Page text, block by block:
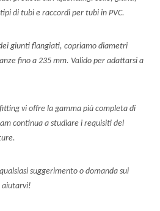
di tubi e raccordi per tubi in PVC.
giunti flangiati, copriamo diametri
fino a 235 mm. Valido per adattarsi a
vi offre la gamma più completa di
continua a studiare i requisiti del
suggerimento o domanda sui
aiutarvi!